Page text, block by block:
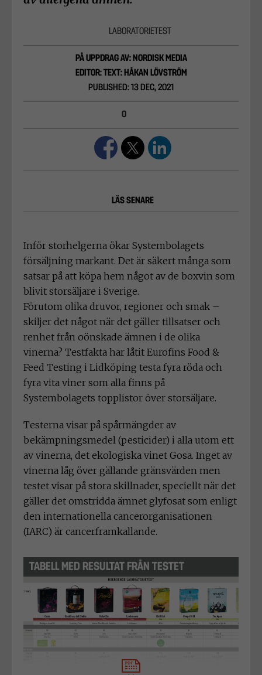
LABORATORIETEST
PÅ UPPDRAG AV: NORDISK MEDIA
EDITOR: TEXT: HÅKAN LÖVSTRÖM
PUBLISHED: 13 DEC, 2021
0
LÄS SENARE
Inför storhelgerna ökar Systembolagets
försäljning markant. Det är säkert många som
satsar på att köpa hem något av de boxvin som
blivit storsäljare i Sverige.
Förutom olika druvor, regioner och smak –
skiljer det något när det gäller tillsatser och
renhet från oönskade ämnen i de olika
vinerna? Testfakta har låtit Eurofins Food &
Feed Testing i Lidköping testa fyra röda och
fyra vita viner som alla finns på
Systembolagets topplistor över storsäljare.
Testerna visar på spårmängder av
bekämpningsmedel (pesticider) i alla utom ett
av vinerna, det ekologiska vinet Gosa. Inget av
vinerna låg över gällande gränsvärden men
testet visar på stora skillnader, speciellt när det
gäller det omstridda ämnet glyfosat som enligt
den internationella cancerorganisationen
(IARC) är cancerframkallande.
TABELL MED RESULTAT FRÅN TESTET